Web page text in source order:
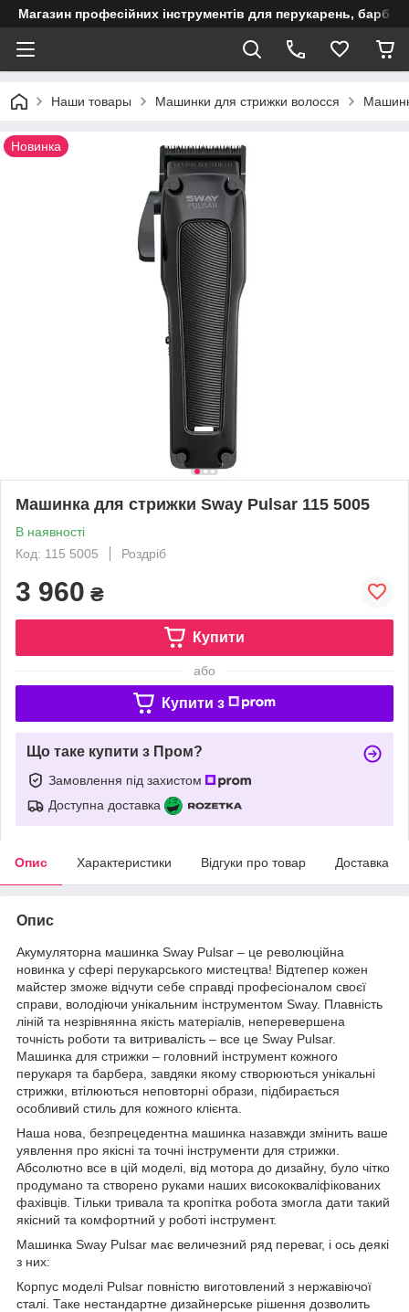
Магазин професійних інструментів для перукарень,
Наши товары Машинки для стрижки волосся
Новинка
Машинка для стрижки Sway Pulsar 115 5005
В наявності
Код: 115 5005
Роздріб
3 960 ₴
Купити
або
Купити з
Що таке купити з Пром?
Замовлення під захистом
Доступна доставка
Опис Характеристики Відгуки про товар Доставка
Опис
Акумуляторна машинка Sway Pulsar – це революційна
новинка у сфері перукарського мистецтва! Відтепер кожен
майстер зможе відчути себе справді професіоналом своєї
справи, володіючи унікальним інструментом Sway. Плавність
ліній та незрівнянна якість матеріалів, неперевершена
точність роботи та витривалість – все це Sway Pulsar.
Машинка для стрижки – головний інструмент кожного
перукаря та барбера, завдяки якому створюються унікальні
стрижки, втілюються неповторні образи, підбирається
особливий стиль для кожного клієнта.
Наша нова, безпрецедентна машинка назавжди змінить ваше
уявлення про якісні та точні інструменти для стрижки.
Абсолютно все в цій моделі, від мотора до дизайну, було чітко
продумано та створено руками наших висококваліфікованих
фахівців. Тільки тривала та кропітка робота змогла дати такий
якісний та комфортний у роботі інструмент.
Машинка Sway Pulsar має величезний ряд переваг, і ось деякі
з них:
Корпус моделі Pulsar повністю виготовлений з нержавіючої
сталі. Таке нестандартне дизайнерське рішення дозволить